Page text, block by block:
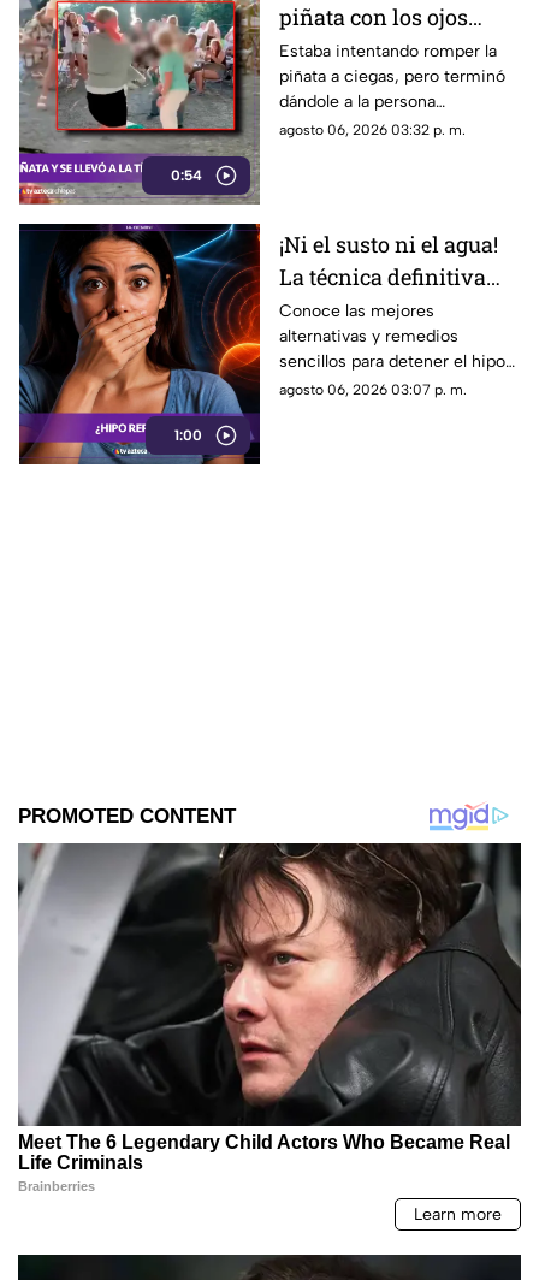
0:54
piñata con los ojos
vendados y golpeó sin
querer a una invitada
Estaba intentando romper la
piñata a ciegas, pero terminó
dándole a la persona
equivocada. Mira cómo fue el
agosto 06, 2026 03:32 p. m.
1:00
¡Ni el susto ni el agua!
La técnica definitiva
para cortar el hipo en
segundos
Conoce las mejores
alternativas y remedios
sencillos para detener el hipo
de forma rápida, desde
agosto 06, 2026 03:07 p. m.